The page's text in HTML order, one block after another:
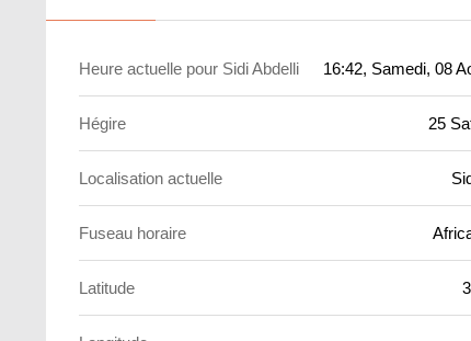
Heure actuelle pour Sidi Abdelli 16:42, Samedi, 08
Hégire 25
Localisation actuelle
Fuseau horaire
Latitude